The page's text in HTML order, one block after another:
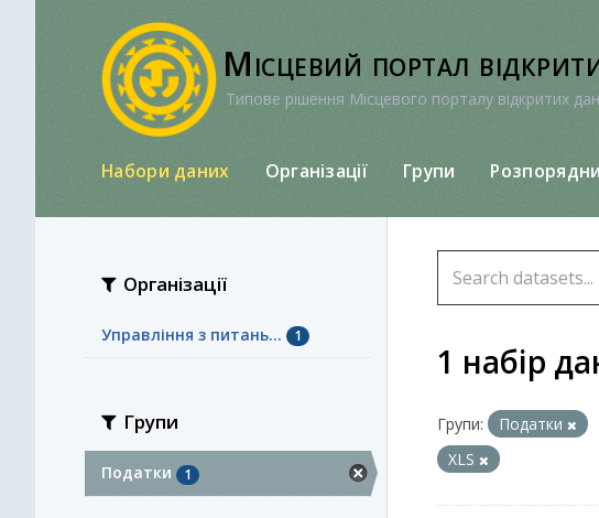
Місцевий портал
Типове рішення Місцевого порталу відкритих
Набори даних Організації Групи
Організації
Управління з питань... 1
Групи
Податки 1
1 набір
Групи: Податки
XLS